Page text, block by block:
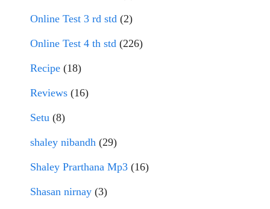
Online Test 3 rd std (2)
Online Test 4 th std (226)
Recipe (18)
Reviews (16)
Setu (8)
shaley nibandh (29)
Shaley Prarthana Mp3 (16)
Shasan nirnay (3)